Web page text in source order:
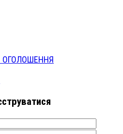
ОГОЛОШЕННЯ